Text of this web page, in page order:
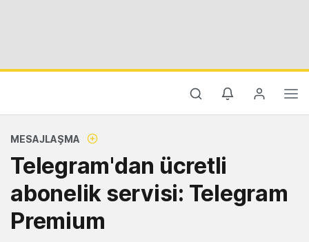
MESAJLAŞMA
Telegram'dan ücretli
abonelik servisi: Telegram
Premium